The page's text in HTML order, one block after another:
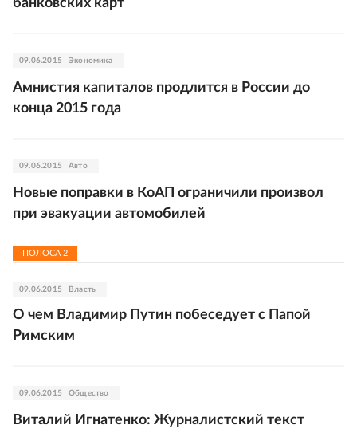
банковских карт
09.06.2015 Экономика
Амнистия капиталов продлится в России до
конца 2015 года
09.06.2015 Авто
Новые поправки в КоАП ограничили произвол
при эвакуации автомобилей
ПОЛОСА 2
09.06.2015 Власть
О чем Владимир Путин побеседует с Папой
Римским
09.06.2015 Общество
Виталий Игнатенко: Журналистский текст